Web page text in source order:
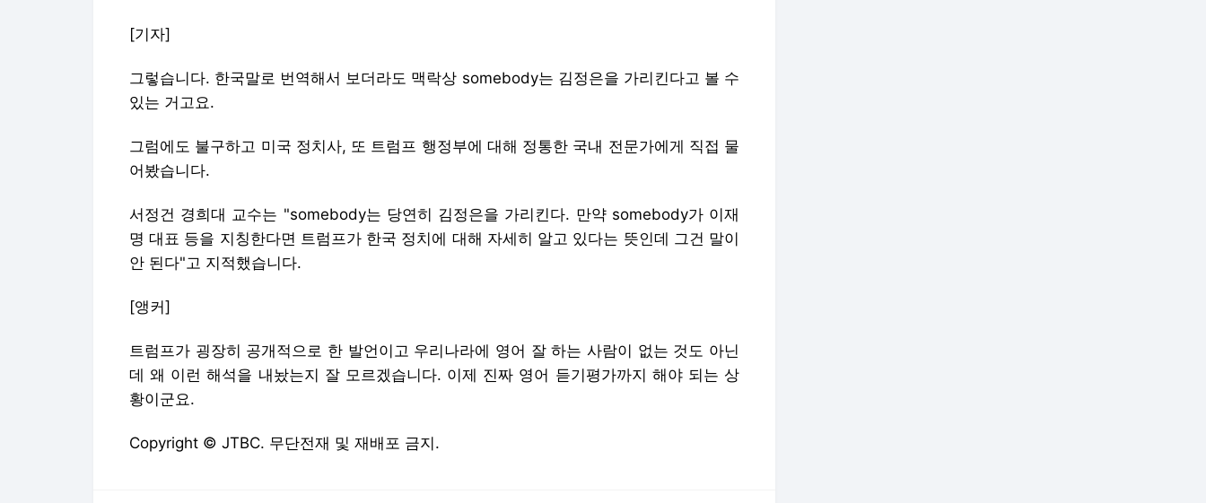
[기자]
그렇습니다. 한국말로 번역해서 보더라도 맥락상 somebody는 김정은을 가리킨다고 볼 수
있는 거고요.
그럼에도 불구하고 미국 정치사, 또 트럼프 행정부에 대해 정통한 국내 전문가에게 직접 물
어봤습니다.
서정건 경희대 교수는 "somebody는 당연히 김정은을 가리킨다. 만약 somebody가 이재
명 대표 등을 지칭한다면 트럼프가 한국 정치에 대해 자세히 알고 있다는 뜻인데 그건 말이
안 된다"고 지적했습니다.
[앵커]
트럼프가 굉장히 공개적으로 한 발언이고 우리나라에 영어 잘 하는 사람이 없는 것도 아닌
데 왜 이런 해석을 내놨는지 잘 모르겠습니다. 이제 진짜 영어 듣기평가까지 해야 되는 상
황이군요.
Copyright © JTBC. 무단전재 및 재배포 금지.